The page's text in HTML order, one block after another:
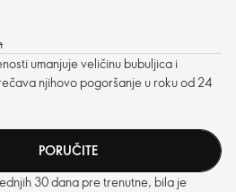
umanjuje veličinu bubuljica i
njihovo pogoršanje u roku od 24
PORUČITE
30 dana pre trenutne, bila je